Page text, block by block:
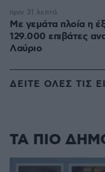
Με γεμάτα πλοία η
129.000 επιβάτες
Λαύριο
πριν 31 λεπτά
ΔΕΙΤΕ ΟΛΕΣ ΤΙΣ
ΤΑ ΠΙΟ